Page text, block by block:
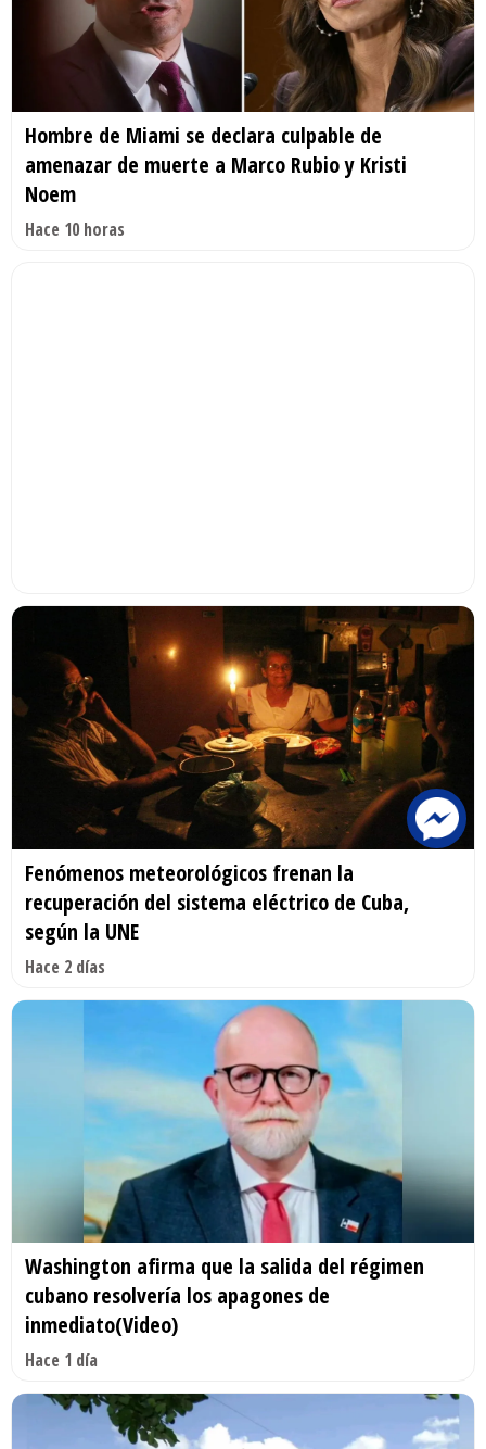
Hombre de Miami se declara culpable de
amenazar de muerte a Marco Rubio y Kristi
Noem
Hace 10 horas
Fenómenos meteorológicos frenan la
recuperación del sistema eléctrico de Cuba,
según la UNE
Hace 2 días
Washington afirma que la salida del régimen
cubano resolvería los apagones de
inmediato(Video)
Hace 1 día